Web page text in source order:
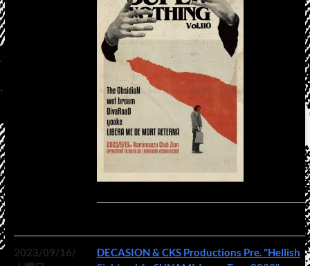
2023/09/16/
DECASION & CKS Productions Pre. "Hellish